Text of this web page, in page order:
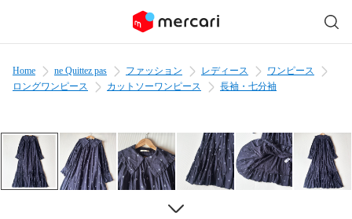
Home ne Quittez pas ファッション レディース
ワンピース
ロングワンピース
カットソーワンピース 長袖・七分袖